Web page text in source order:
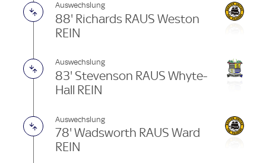
Auswechslung
88' Richards RAUS Weston
REIN
Auswechslung
83' Stevenson RAUS Whyte-
Hall REIN
Auswechslung
78' Wadsworth RAUS Ward
REIN